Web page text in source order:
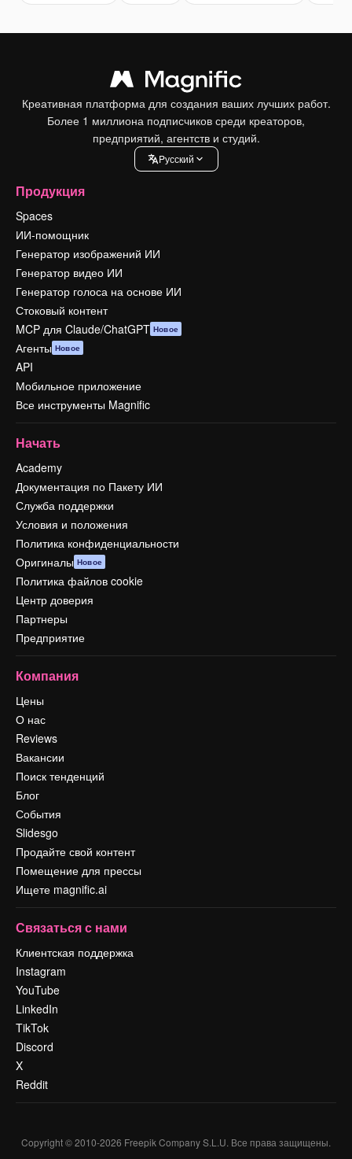
Креативная платформа для создания ваших лучших работ.
Более 1 миллиона подписчиков среди креаторов,
предприятий, агентств и студий.
Pусский
Продукция
Spaces
ИИ-помощник
Генератор изображений ИИ
Генератор видео ИИ
Генератор голоса на основе ИИ
Стоковый контент
MCP для Claude/ChatGPT Новое
Агенты Новое
API
Мобильное приложение
Все инструменты Magnific
Начать
Academy
Документация по Пакету ИИ
Служба поддержки
Условия и положения
Политика конфиденциальности
Оригиналы Новое
Политика файлов cookie
Центр доверия
Партнеры
Предприятие
Компания
Цены
О нас
Reviews
Вакансии
Поиск тенденций
Блог
События
Slidesgo
Продайте свой контент
Помещение для прессы
Ищете magnific.ai
Связаться с нами
Клиентская поддержка
Instagram
YouTube
LinkedIn
TikTok
Discord
X
Reddit
Copyright © 2010-2026 Freepik Company S.L.U. Все права защищены.